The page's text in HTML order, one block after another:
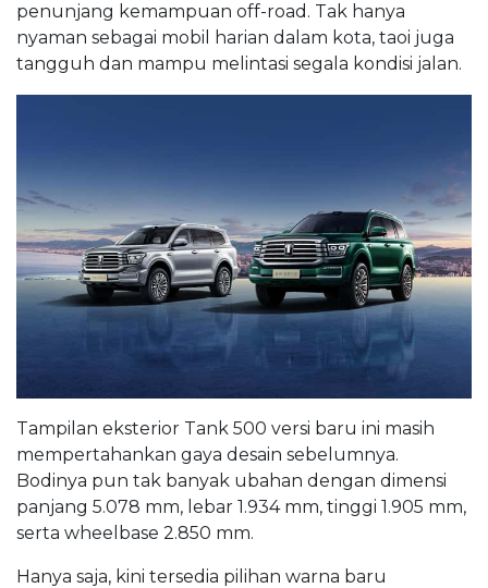
penunjang kemampuan off-road. Tak hanya
nyaman sebagai mobil harian dalam kota, taoi juga
tangguh dan mampu melintasi segala kondisi jalan.
Tampilan eksterior Tank 500 versi baru ini masih
mempertahankan gaya desain sebelumnya.
Bodinya pun tak banyak ubahan dengan dimensi
panjang 5.078 mm, lebar 1.934 mm, tinggi 1.905 mm,
serta wheelbase 2.850 mm.
Hanya saja, kini tersedia pilihan warna baru